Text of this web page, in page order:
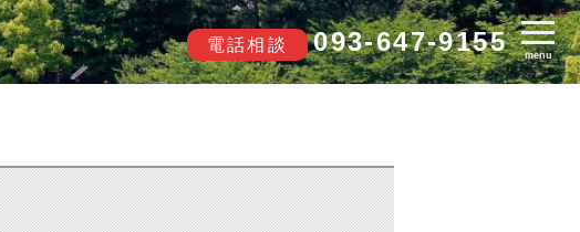
電話相談 093-647-9155 menu